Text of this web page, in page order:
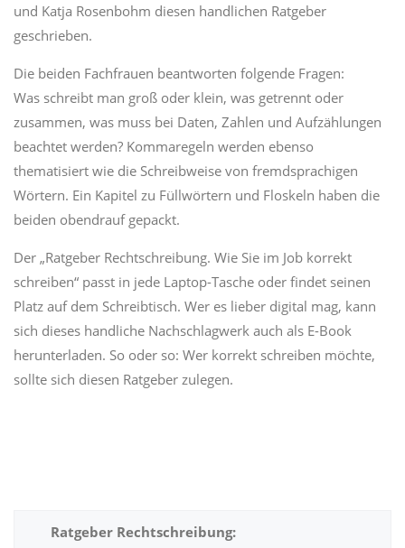
und Katja Rosenbohm diesen handlichen Ratgeber
geschrieben.
Die beiden Fachfrauen beantworten folgende Fragen:
Was schreibt man groß oder klein, was getrennt oder
zusammen, was muss bei Daten, Zahlen und Aufzählungen
beachtet werden? Kommaregeln werden ebenso
thematisiert wie die Schreibweise von fremdsprachigen
Wörtern. Ein Kapitel zu Füllwörtern und Floskeln haben die
beiden obendrauf gepackt.
Der „Ratgeber Rechtschreibung. Wie Sie im Job korrekt
schreiben“ passt in jede Laptop-Tasche oder findet seinen
Platz auf dem Schreibtisch. Wer es lieber digital mag, kann
sich dieses handliche Nachschlagwerk auch als E-Book
herunterladen. So oder so: Wer korrekt schreiben möchte,
sollte sich diesen Ratgeber zulegen.
Ratgeber Rechtschreibung: